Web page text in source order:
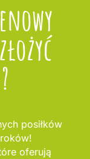
posiłków
oferują